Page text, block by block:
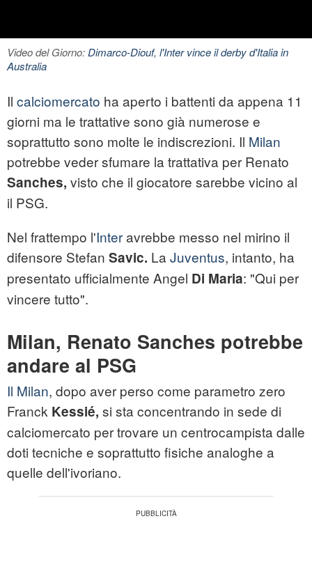
Video del Giorno:Dimarco-Diouf, l'Inter vince il derby d'Italia in
Australia
Il calciomercato ha aperto i battenti da appena 11
giorni ma le trattative sono già numerose e
soprattutto sono molte le indiscrezioni. Il Milan
potrebbe veder sfumare la trattativa per Renato
Sanches, visto che il giocatore sarebbe vicino al
il PSG.
Nel frattempo l'Interavrebbe messo nel mirino il
difensore Stefan Savic. La Juventus, intanto, ha
presentato ufficialmente Angel Di Maria: "Qui per
vincere tutto".
Milan, Renato Sanches potrebbe
andare al PSG
Il Milan, dopo aver perso come parametro zero
Franck Kessié, si sta concentrando in sede di
calciomercato per trovare un centrocampista dalle
doti tecniche e soprattutto fisiche analoghe a
quelle dell'ivoriano.